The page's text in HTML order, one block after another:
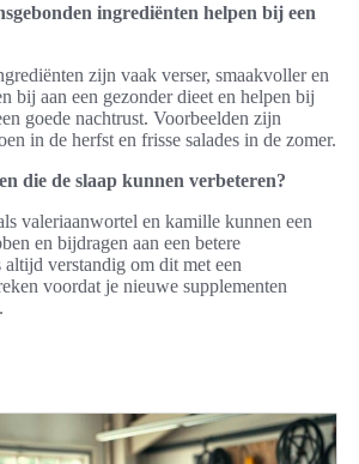
ingrediënten helpen bij een
zijn vaak verser, smaakvoller en
bij aan een gezonder dieet en helpen bij
goede nachtrust. Voorbeelden zijn
in de herfst en frisse salades in de zomer.
die de slaap kunnen verbeteren?
valeriaanwortel en kamille kunnen een
en bijdragen aan een betere
verstandig om dit met een
voordat je nieuwe supplementen